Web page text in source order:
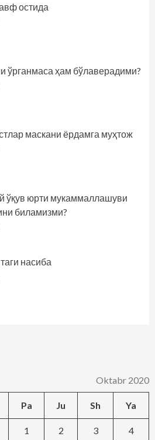
остида
ўрганмаса ҳам бўлаверадими?
маскани ёрдамга муҳтож
ўқув юрти мукаммаллашуви
биламизми?
насиба
Oktabr 2020
Pa Ju Sh Ya
1 2 3 4